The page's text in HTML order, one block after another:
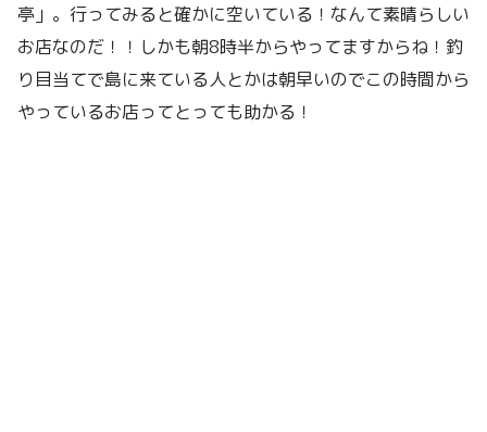
亭」。行ってみると確かに空いている！なんて素晴らしい
お店なのだ！！しかも朝8時半からやってますからね！釣
り目当てで島に来ている人とかは朝早いのでこの時間から
やっているお店ってとっても助かる！